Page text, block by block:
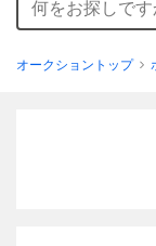
オークショントップ